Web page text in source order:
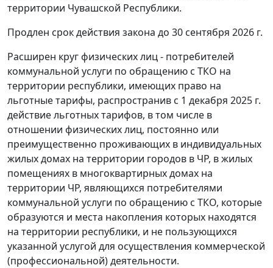
территории Чувашской Республики.
Продлен срок действия закона до 30 сентября 2026 г.
Расширен круг физических лиц - потребителей
коммунальной услуги по обращению с ТКО на
территории республики, имеющих право на
льготные тарифы, распространив с 1 декабря 2025 г.
действие льготных тарифов, в том числе в
отношении физических лиц, постоянно или
преимущественно проживающих в индивидуальных
жилых домах на территории городов в ЧР, в жилых
помещениях в многоквартирных домах на
территории ЧР, являющихся потребителями
коммунальной услуги по обращению с ТКО, которые
образуются и места накопления которых находятся
на территории республики, и не пользующихся
указанной услугой для осуществления коммерческой
(профессиональной) деятельности.